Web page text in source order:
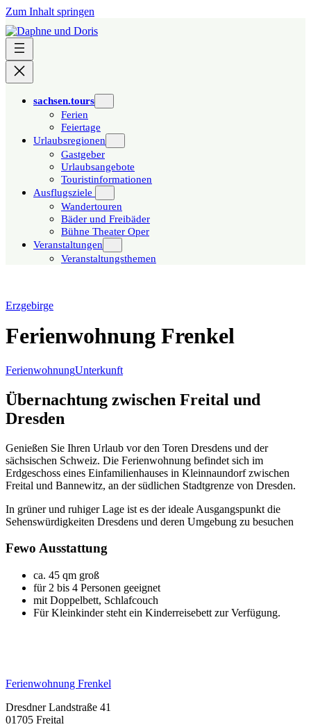
Zum Inhalt springen
sachsen.tours
Ferien
Feiertage
Urlaubsregionen
Gastgeber
Urlaubsangebote
Touristinformationen
Ausflugsziele
Wandertouren
Bäder und Freibäder
Bühne Theater Oper
Veranstaltungen
Veranstaltungsthemen
Erzgebirge
Ferienwohnung Frenkel
FerienwohnungUnterkunft
Übernachtung zwischen Freital und
Dresden
Genießen Sie Ihren Urlaub vor den Toren Dresdens und der
sächsischen Schweiz. Die Ferienwohnung befindet sich im
Erdgeschoss eines Einfamilienhauses in Kleinnaundorf zwischen
Freital und Bannewitz, an der südlichen Stadtgrenze von Dresden.
In grüner und ruhiger Lage ist es der ideale Ausgangspunkt die
Sehenswürdigkeiten Dresdens und deren Umgebung zu besuchen
Fewo Ausstattung
ca. 45 qm groß
für 2 bis 4 Personen geeignet
mit Doppelbett, Schlafcouch
Für Kleinkinder steht ein Kinderreisebett zur Verfügung.
Ferienwohnung Frenkel
Dresdner Landstraße 41
01705 Freital